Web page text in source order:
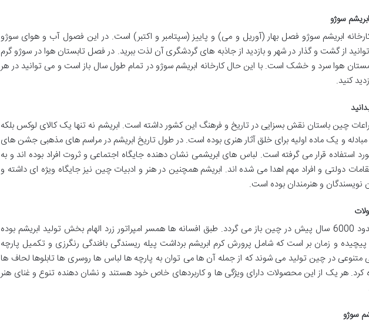
سوژو
کارخانه ابریشم سوژو فصل بهار (آوریل و می) و پاییز (سپتامبر و اکتبر) است. در این فصول آب و هوای سوژو
از گشت و گذار در شهر و بازدید از جاذبه های گردشگری آن لذت ببرید. در فصل تابستان هوا در سوژو گرم
هوا سرد و خشک است. با این حال کارخانه ابریشم سوژو در تمام طول سال باز است و می توانید در هر
کنید.
چین باستان نقش بسزایی در تاریخ و فرهنگ این کشور داشته است. ابریشم نه تنها یک کالای لوکس بلکه
و یک ماده اولیه برای خلق آثار هنری بوده است. در طول تاریخ ابریشم در مراسم های مذهبی جشن های
قرار می گرفته است. لباس های ابریشمی نشان دهنده جایگاه اجتماعی و ثروت افراد بوده اند و به
دولتی و افراد مهم اهدا می شده اند. ابریشم همچنین در هنر و ادبیات چین نیز جایگاه ویژه ای داشته و
نویسندگان و هنرمندان بوده است.
تاریخچه تولید ابریشم به حدود 6000 سال پیش در چین باز می گردد. طبق افسانه ها همسر امپراتور زرد الهام بخش تولید ابریشم بوده
پیچیده و زمان بر است که شامل پرورش کرم ابریشم برداشت پیله ریسندگی بافندگی رنگرزی و تکمیل پارچه
در چین تولید می شوند که از جمله آن ها می توان به پارچه ها لباس ها روسری ها تابلوها لحاف ها
کرد. هر یک از این محصولات دارای ویژگی ها و کاربردهای خاص خود هستند و نشان دهنده تنوع و غنای هنر
سوژو